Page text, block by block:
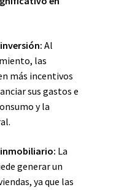
Al
las
más incentivos
sus gastos e
y la
La
generar un
ya que las